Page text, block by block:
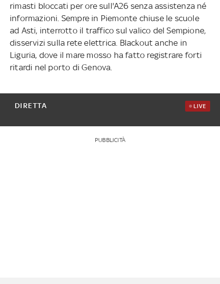
rimasti bloccati per ore sull'A26 senza assistenza né
informazioni. Sempre in Piemonte chiuse le scuole
ad Asti, interrotto il traffico sul valico del Sempione,
disservizi sulla rete elettrica. Blackout anche in
Liguria, dove il mare mosso ha fatto registrare forti
ritardi nel porto di Genova.
DIRETTA LIVE
PUBBLICITÀ